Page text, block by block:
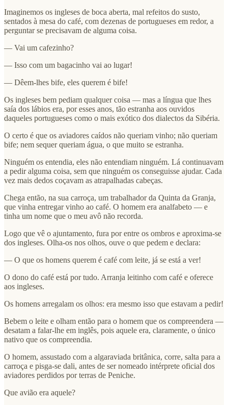
Imaginemos os ingleses de boca aberta, mal refeitos do susto,
sentados à mesa do café, com dezenas de portugueses em redor, a
perguntar se precisavam de alguma coisa.
— Vai um cafezinho?
— Isso com um bagacinho vai ao lugar!
— Dêem-lhes bife, eles querem é bife!
Os ingleses bem pediam qualquer coisa — mas a língua que lhes
saía dos lábios era, por esses anos, tão estranha aos ouvidos
daqueles portugueses como o mais exótico dos dialectos da Sibéria.
O certo é que os aviadores caídos não queriam vinho; não queriam
bife; nem sequer queriam água, o que muito se estranha.
Ninguém os entendia, eles não entendiam ninguém. Lá continuavam
a pedir alguma coisa, sem que ninguém os conseguisse ajudar. Cada
vez mais dedos coçavam as atrapalhadas cabeças.
Chega então, na sua carroça, um trabalhador da Quinta da Granja,
que vinha entregar vinho ao café. O homem era analfabeto — e
tinha um nome que o meu avô não recorda.
Logo que vê o ajuntamento, fura por entre os ombros e aproxima-se
dos ingleses. Olha-os nos olhos, ouve o que pedem e declara:
— O que os homens querem é café com leite, já se está a ver!
O dono do café está por tudo. Arranja leitinho com café e oferece
aos ingleses.
Os homens arregalam os olhos: era mesmo isso que estavam a pedir!
Bebem o leite e olham então para o homem que os compreendera —
desatam a falar-lhe em inglês, pois aquele era, claramente, o único
nativo que os compreendia.
O homem, assustado com a algaraviada britânica, corre, salta para a
carroça e pisga-se dali, antes de ser nomeado intérprete oficial dos
aviadores perdidos por terras de Peniche.
Que avião era aquele?